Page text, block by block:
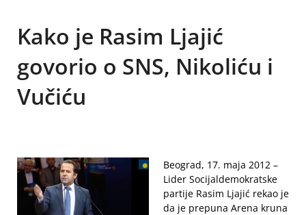
Kako je Rasim Ljajić
govorio o SNS, Nikoliću i
Vučiću
Beograd, 17. maja 2012 –
Lider Socijaldemokratske
partije Rasim Ljajić rekao je
da je prepuna Arena kruna